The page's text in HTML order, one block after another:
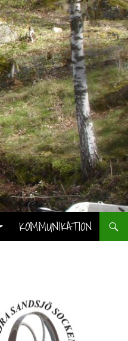
KOMMUNIKATION